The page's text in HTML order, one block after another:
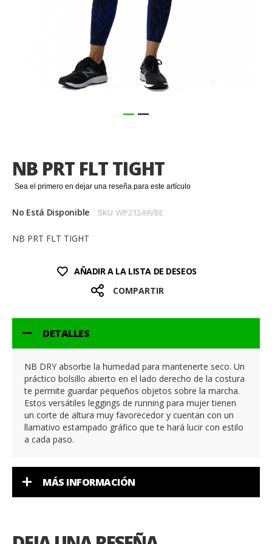
NB PRT FLT TIGHT
Sea el primero en dejar una reseña para este artículo
No Está Disponible SKU WP21249VBE
NB PRT FLT TIGHT
AÑADIR A LA LISTA DE DESEOS
COMPARTIR
de
la
galería
imágenes
DETALLES
NB DRY absorbe la humedad para mantenerte seco. Un
práctico bolsillo abierto en el lado derecho de la costura
te permite guardar pequeños objetos sobre la marcha.
Estos versátiles leggings de running para mujer tienen
un corte de altura muy favorecedor y cuentan con un
llamativo estampado gráfico que te hará lucir con estilo
a cada paso.
MÁS INFORMACIÓN